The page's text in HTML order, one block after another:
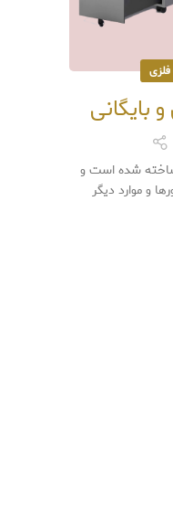
بایگانی
شده است و
و موارد دیگر